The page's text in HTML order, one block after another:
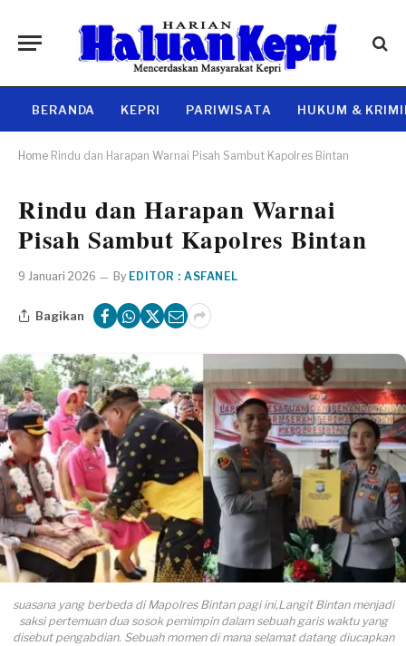
BERANDA KEPRI PARIWISATA HUKUM &
Home Rindu dan Harapan Warnai Pisah Sambut Kapolres Bintan
Rindu dan Harapan Warnai
Pisah Sambut Kapolres Bintan
9 Januari 2026 By EDITOR : ASFANEL
Bagikan
suasana yang berbeda di Mapolres Bintan pagi ini,Langit Bintan menjadi
saksi pertemuan dua sosok pemimpin dalam sebuah garis waktu yang
disebut pengabdian. Sebuah momen di mana selamat datang diucapkan